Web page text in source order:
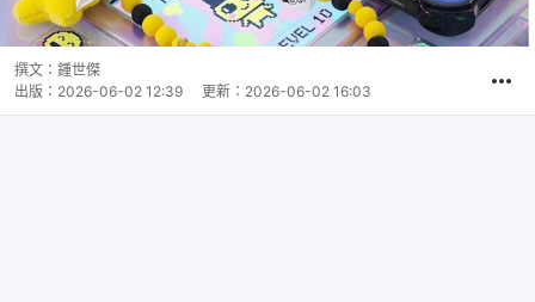
撰文： 鍾世傑
出版： 2026-06-02 12:39 更新： 2026-06-02 16:03